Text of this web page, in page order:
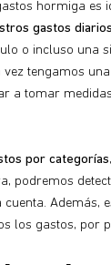
hormiga es
gastos
o incluso una
tengamos
a tomar
por categorías
podremos
Además,
los gastos, por